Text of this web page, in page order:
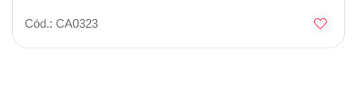
Cód.: CA0323